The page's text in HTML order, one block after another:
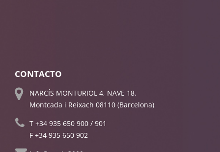
CONTACTO
NARCÍS MONTURIOL 4, NAVE 18.
Montcada i Reixach 08110 (Barcelona)
T +34 935 650 900 / 901
F +34 935 650 902